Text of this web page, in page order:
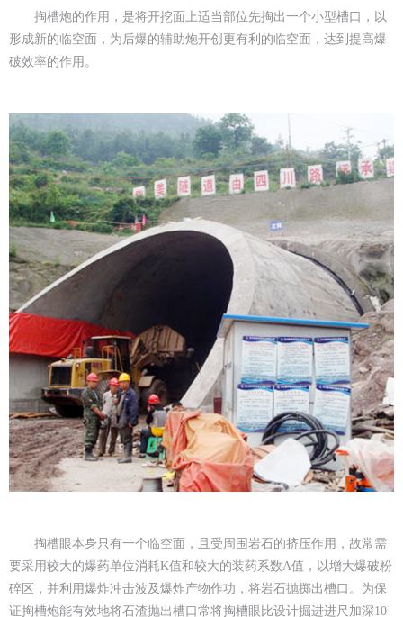
掏槽炮的作用，是将开挖面上适当部位先掏出一个小型槽口，以
形成新的临空面，为后爆的辅助炮开创更有利的临空面，达到提高爆
破效率的作用。
掏槽眼本身只有一个临空面，且受周围岩石的挤压作用，故常需
要采用较大的爆药单位消耗K值和较大的装药系数A值，以增大爆破粉
碎区，并利用爆炸冲击波及爆炸产物作功，将岩石抛掷出槽口。为保
证掏槽炮能有效地将石渣抛出槽口常将掏槽眼比设计掘进进尺加深10